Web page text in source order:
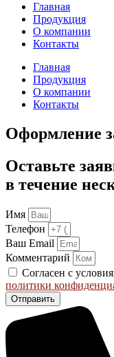
Главная
Продукция
О компании
Контакты
Главная
Продукция
О компании
Контакты
Оформление
Оставьте
в течение
Имя
Телефон
Ваш Email
Комментарий
Согласен с
политики
Отправить